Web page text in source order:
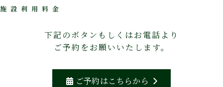
施設利用料金
下記のボタンもしくはお電話より
ご予約をお願いいたします。
ご予約はこちらから